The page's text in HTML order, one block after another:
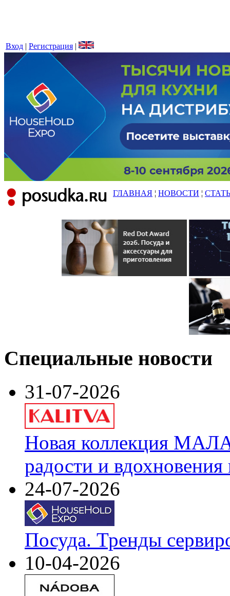
Вход | Регистрация |
ГЛАВНАЯ ¦ НОВОСТИ ¦
Специальные новости
31-07-2026
Новая коллекция
радости и
24-07-2026
Посуда. Тренды
10-04-2026